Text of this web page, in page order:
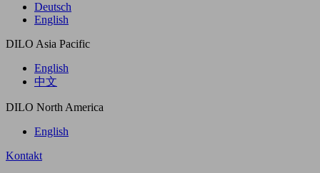
Deutsch
English
DILO Asia Pacific
English
中文
DILO North America
English
Kontakt